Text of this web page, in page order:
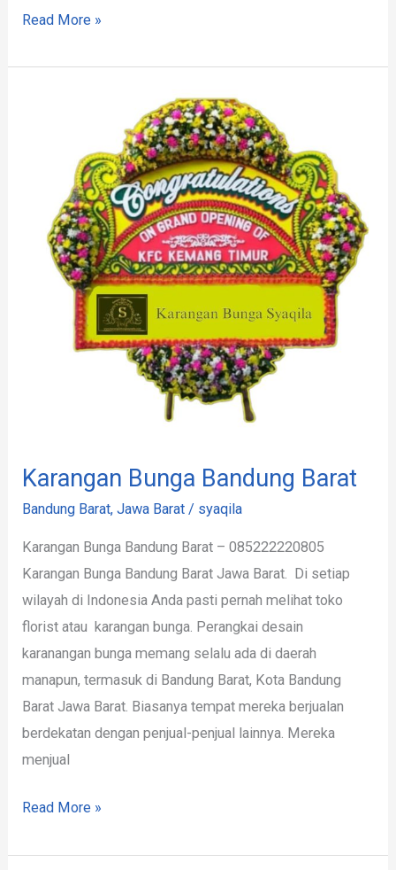
Read More »
Karangan Bunga Bandung Barat
Bandung Barat,Jawa Barat / syaqila
Karangan Bunga Bandung Barat – 085222220805
Karangan Bunga Bandung Barat Jawa Barat. Di setiap
wilayah di Indonesia Anda pasti pernah melihat toko
florist atau karangan bunga. Perangkai desain
karanangan bunga memang selalu ada di daerah
manapun, termasuk di Bandung Barat, Kota Bandung
Barat Jawa Barat. Biasanya tempat mereka berjualan
berdekatan dengan penjual-penjual lainnya. Mereka
menjual
Read More »